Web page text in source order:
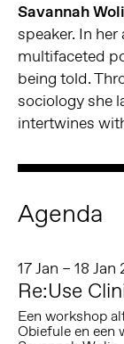
Savannah
speaker. In
multifaceted
being told.
sociology she
intertwines
Agenda
17 Jan – 18
Re:Use
Een workshop
Obiefule en een